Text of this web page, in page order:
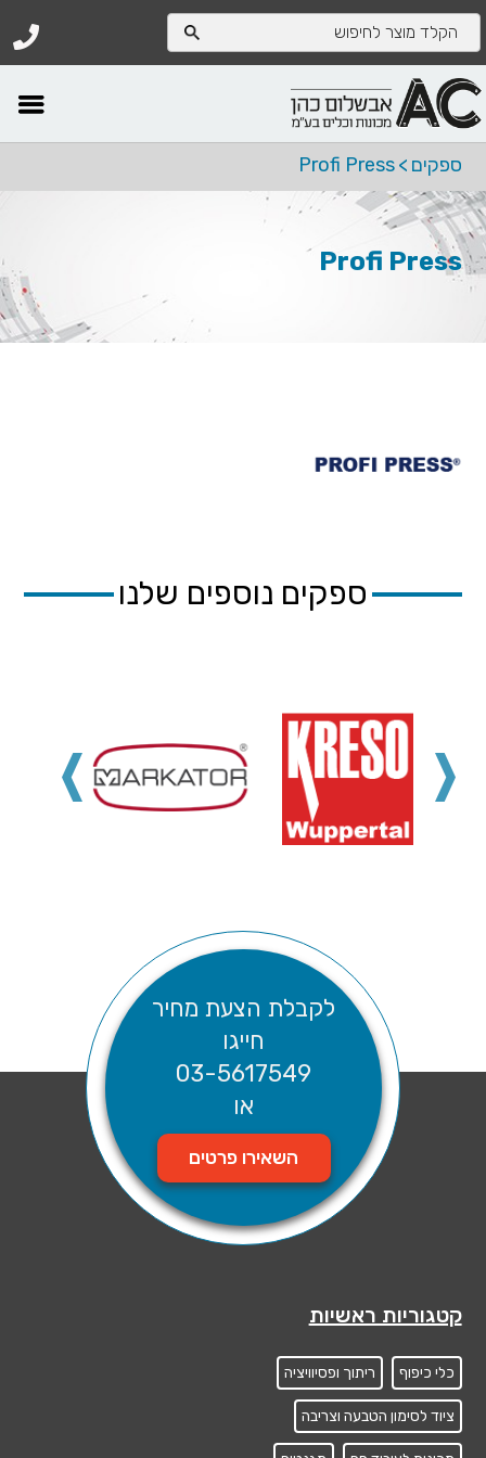
ספקים >
Profi Press
Profi Press
ספקים נוספים שלנו
לקבלת הצעת מחיר
חייגו
03-5617549
או
השאירו פרטים
קטגוריות ראשיות
כלי כיפוף ריתוך ופסיוויציה
ציוד לסימון הטבעה וצריבה